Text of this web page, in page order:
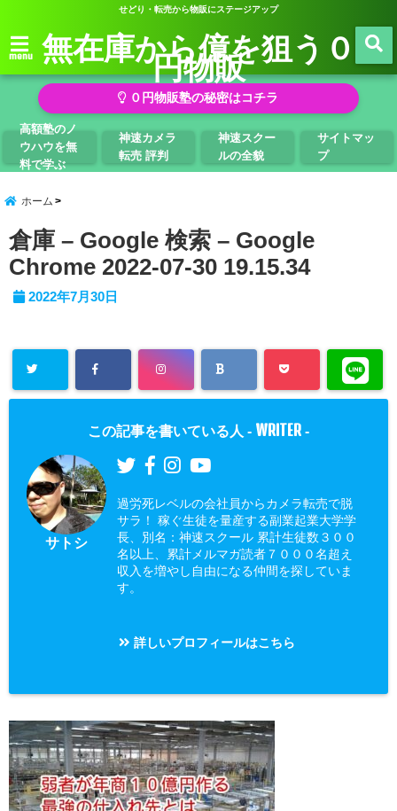
せどり・転売から物販にステージアップ
menu 無在庫から億を狙う０
円物販
０円物販塾の秘密はコチラ
高額塾のノ
ウハウを無
料で学ぶ
神速カメラ
転売 評判
神速スクー
ルの全貌
サイトマッ
プ
ホーム
倉庫 – Google 検索 – Google
Chrome 2022-07-30 19.15.34
2022年7月30日
この記事を書いている人 - WRITER -
サトシ
過労死レベルの会社員からカメラ転売で脱
サラ！ 稼ぐ生徒を量産する副業起業大学学
長、別名：神速スクール 累計生徒数３００
名以上、累計メルマガ読者７０００名超え
収入を増やし自由になる仲間を探していま
す。
詳しいプロフィールはこちら